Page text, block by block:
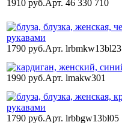
1910 руб.Арт. 46 330 710
1790 руб.Арт. lrbmkw13bl23
1990 руб.Арт. lmakw301
1790 руб.Арт. lrbbgw13bl05